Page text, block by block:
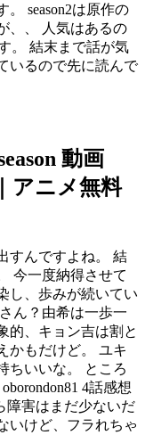
season2は原作の
、、 人気はあるの
。 結末まで話が気
いるので先に読んで
動画
アニメ無料
すんですよね。 結
今一度納得させて
し、歩みが続いてい
ん？由希は一歩一
的、キョン吉は割と
かもだけど。 ユキ
ちいいな。 ところ
4話感想
障害はまだ少ないだ
いけど、フラれちゃ